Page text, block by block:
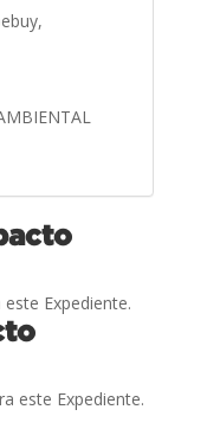
Expediente.
este Expediente.